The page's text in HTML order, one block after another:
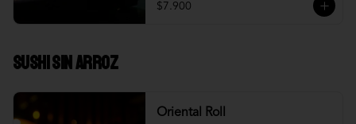
$7.900
Sushi Sin Arroz
Oriental Roll